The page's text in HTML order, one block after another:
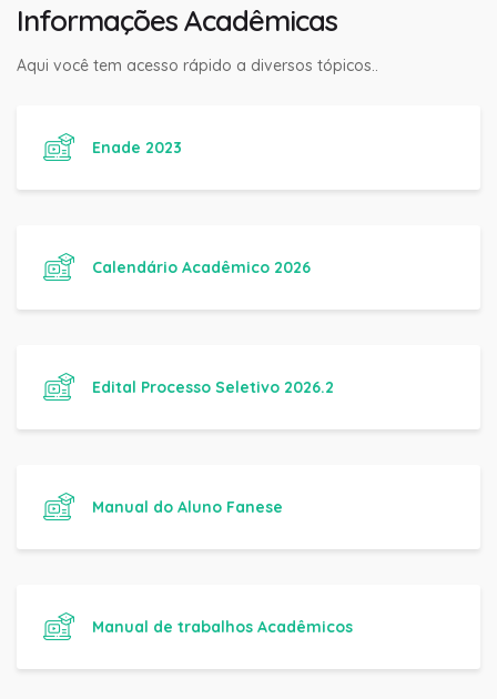
Informações Acadêmicas
Aqui você tem acesso rápido a diversos tópicos..
Enade 2023
Calendário Acadêmico 2026
Edital Processo Seletivo 2026.2
Manual do Aluno Fanese
Manual de trabalhos Acadêmicos